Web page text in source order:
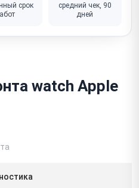
ремешок (механизм
срок
средний чек, 90
дней
watch Apple